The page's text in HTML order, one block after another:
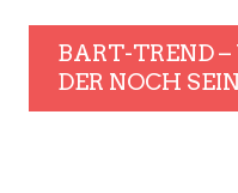
BART-TREND
DER NOCH